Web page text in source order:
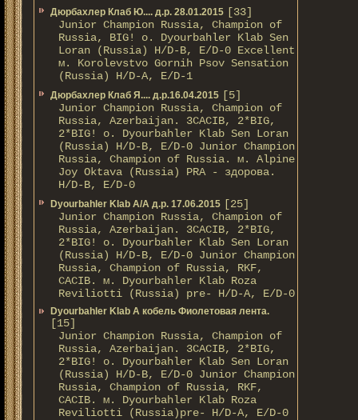
Дюрбахлер Клаб Ю.... д.р. 28.01.2015 [33]
Junior Champion Russia, Champion of
Russia, BIG! о. Dyourbahler Klab Sen
Loran (Russia) H/D-B, E/D-0 Excellent
м. Korolevstvo Gornih Psov Sensation
(Russia) H/D-A, E/D-1
Дюрбахлер Клаб Я.... д.р.16.04.2015 [5]
Junior Champion Russia, Champion of
Russia, Azerbaijan. 3CACIB, 2*BIG,
2*BIG! о. Dyourbahler Klab Sen Loran
(Russia) H/D-B, E/D-0 Junior Champion
Russia, Champion of Russia. м. Alpine
Joy Oktava (Russia) PRA - здорова.
H/D-B, E/D-0
Dyourbahler Klab A/А д.р. 17.06.2015 [25]
Junior Champion Russia, Champion of
Russia, Azerbaijan. 3CACIB, 2*BIG,
2*BIG! о. Dyourbahler Klab Sen Loran
(Russia) H/D-B, E/D-0 Junior Champion
Russia, Champion of Russia, RKF,
CACIB. м. Dyourbahler Klab Roza
Reviliotti (Russia) pre- H/D-A, E/D-0
Dyourbahler Klab A кобель Фиолетовая лента.
[15]
Junior Champion Russia, Champion of
Russia, Azerbaijan. 3CACIB, 2*BIG,
2*BIG! о. Dyourbahler Klab Sen Loran
(Russia) H/D-B, E/D-0 Junior Champion
Russia, Champion of Russia, RKF,
CACIB. м. Dyourbahler Klab Roza
Reviliotti (Russia)pre- H/D-A, E/D-0